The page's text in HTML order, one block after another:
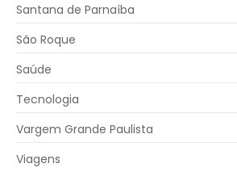
Santana de Parnaíba
São Roque
Saúde
Tecnologia
Vargem Grande Paulista
Viagens